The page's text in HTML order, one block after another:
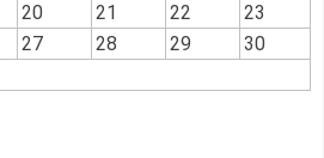
20 21 22
23
27 28 29
30